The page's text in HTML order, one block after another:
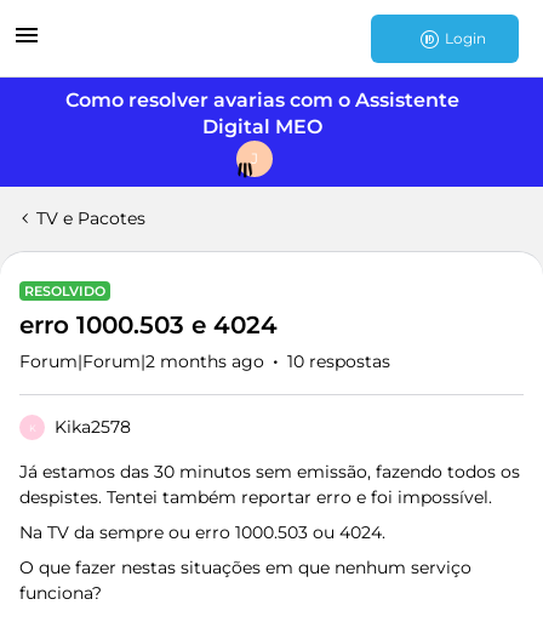
Login
Como resolver avarias com o Assistente
Digital MEO
J
TV e Pacotes
RESOLVIDO
erro 1000.503 e 4024
Forum|Forum|2 months ago 10 respostas
K Kika2578
Já estamos das 30 minutos sem emissão, fazendo todos os
despistes. Tentei também reportar erro e foi impossível.
Na TV da sempre ou erro 1000.503 ou 4024.
O que fazer nestas situações em que nenhum serviço
funciona?